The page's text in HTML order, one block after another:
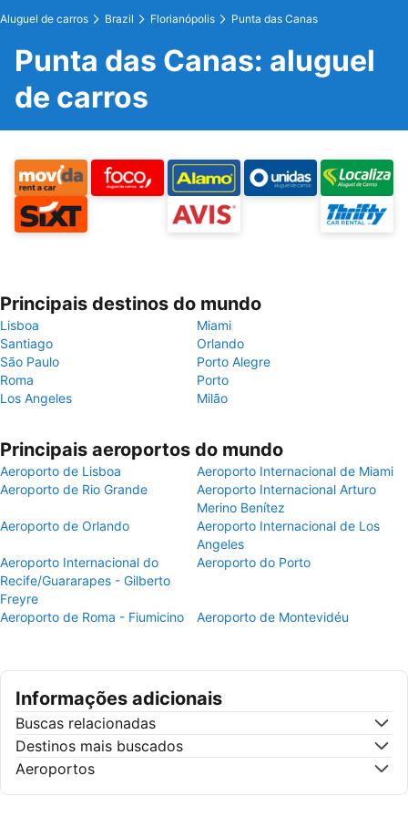
Aluguel de carros Brazil Florianópolis Punta das Canas
Punta das Canas: aluguel
de carros
Principais destinos do mundo
Lisboa
Miami
Santiago
Orlando
São Paulo
Porto Alegre
Roma
Porto
Los Angeles
Milão
Principais aeroportos do mundo
Aeroporto de Lisboa
Aeroporto Internacional de Miami
Aeroporto de Rio Grande
Aeroporto Internacional Arturo
Merino Benítez
Aeroporto de Orlando
Aeroporto Internacional de Los
Angeles
Aeroporto Internacional do
Recife/Guararapes - Gilberto
Freyre
Aeroporto do Porto
Aeroporto de Roma - Fiumicino Aeroporto de Montevidéu
Informações adicionais
Buscas relacionadas
Destinos mais buscados
Aeroportos